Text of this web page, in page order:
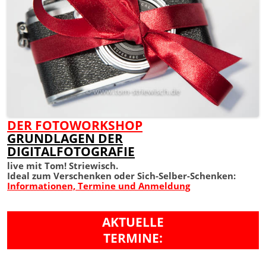
DER FOTOWORKSHOP
GRUNDLAGEN DER
DIGITALFOTOGRAFIE
live mit Tom! Striewisch.
Ideal zum Verschenken oder Sich-Selber-Schenken:
Informationen, Termine und Anmeldung
AKTUELLE
TERMINE: